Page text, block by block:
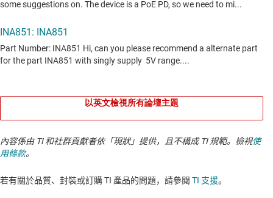
以英文檢視所有論壇主題
內容係由 TI 和社群貢獻者依「現狀」提供，且不構成 TI 規範。檢視使
用條款。
若有關於品質、封裝或訂購 TI 產品的問題，請參閱 TI 支援。​​​​​​​​​​​​​​